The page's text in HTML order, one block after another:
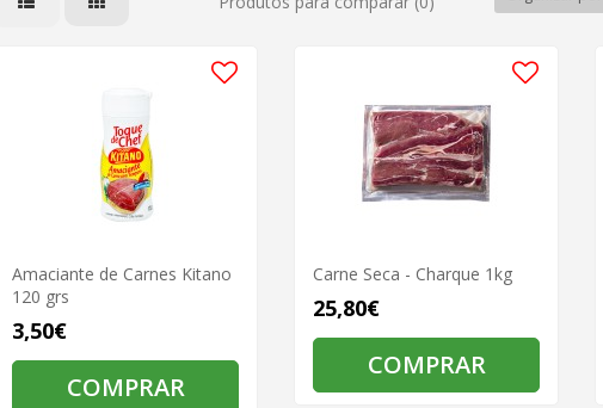
Amaciante de Carnes Kitano
120 grs
3,50€
COMPRAR
Carne Seca - Charque 1kg
25,80€
COMPRAR